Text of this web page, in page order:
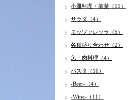
小皿料理・前菜（11）
サラダ（4）
モッツァレッラ（5）
各種盛り合わせ（2）
魚・肉料理（4）
パスタ（10）
-Beer-（4）
-Wine-（11）